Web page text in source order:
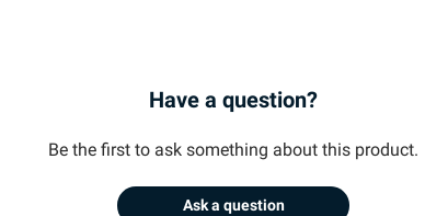
Have a question?
Be the first to ask something about this product.
Ask a question